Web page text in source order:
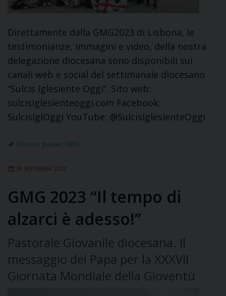
Direttamente dalla GMG2023 di Lisbona, le
testimonianze, immagini e video, della nostra
delegazione diocesana sono disponibili sui
canali web e social del settimanale diocesano
“Sulcis Iglesiente Oggi”. Sito web:
sulcisiglesienteoggi.com Facebook:
SulcisIglOggi YouTube: @SulcisIglesienteOggi
Diocesi giovani GMG
29 SETTEMBRE 2022
GMG 2023 “Il tempo di
alzarci è adesso!”
Pastorale Giovanile diocesana. Il
messaggio del Papa per la XXXVII
Giornata Mondiale della Gioventù